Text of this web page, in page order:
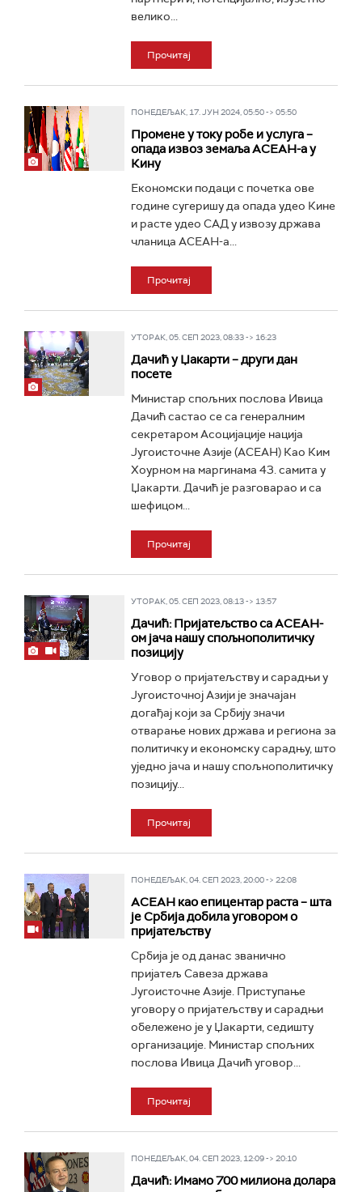
велико...
Прочитај
ПОНЕДЕЉАК, 17. ЈУН 2024, 05:50 -> 05:50
Промене у току робе и услуга –
опада извоз земаља АСЕАН-а у
Кину
Економски подаци с почетка ове
године сугеришу да опада удео Кине
и расте удео САД у извозу држава
чланица АСЕАН-а...
Прочитај
УТОРАК, 05. СЕП 2023, 08:33 -> 16:23
Дачић у Џакарти – други дан
посете
Министар спољних послова Ивица
Дачић састао се са генералним
секретаром Асоцијације нација
Југоисточне Азије (АСЕАН) Као Ким
Хоурном на маргинама 43. самита у
Џакарти. Дачић је разговарао и са
шефицом...
Прочитај
УТОРАК, 05. СЕП 2023, 08:13 -> 13:57
Дачић: Пријатељство са АСЕАН-
ом јача нашу спољнополитичку
позицију
Уговор о пријатељству и сарадњи у
Југоисточној Азији је значајан
догађај који за Србију значи
отварање нових држава и региона за
политичку и економску сарадњу, што
уједно јача и нашу спољнополитичку
позицију...
Прочитај
ПОНЕДЕЉАК, 04. СЕП 2023, 20:00 -> 22:08
АСЕАН као епицентар раста – шта
је Србија добила уговором о
пријатељству
Србија је од данас званично
пријатељ Савеза држава
Југоисточне Азије. Приступање
уговору о пријатељству и сарадњи
обележено је у Џакарти, седишту
организације. Министар спољних
послова Ивица Дачић уговор...
Прочитај
ПОНЕДЕЉАК, 04. СЕП 2023, 12:09 -> 20:10
Дачић: Имамо 700 милиона долара